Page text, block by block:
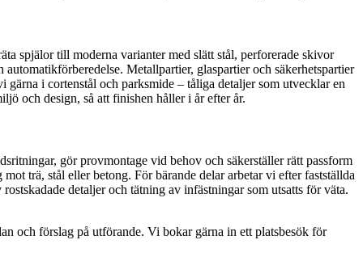
spjälor till moderna varianter med slätt stål, perforerade skivor
Metallpartier, glaspartier och säkerhetspartier
i cortenstål och parksmide – tåliga detaljer som utvecklar en
och design, så att finishen håller i år efter år.
gör provmontage vid behov och säkerställer rätt passform
trä, stål eller betong. För bärande delar arbetar vi efter fastställda
detaljer och tätning av infästningar som utsatts för väta.
och förslag på utförande. Vi bokar gärna in ett platsbesök för